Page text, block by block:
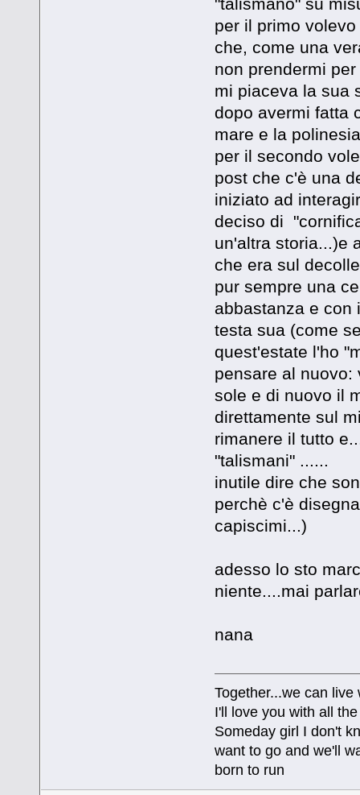
"talismano" su
per il primo
che, come una
non prendermi
mi piaceva la sua
dopo avermi fatta
mare e la
per il secondo
post che c'è una
iniziato ad
deciso di
un'altra storia...)e
che era sul
pur sempre una
abbastanza e con
testa sua (come
quest'estate l'ho
pensare al nuovo:
sole e di nuovo il
direttamente sul
rimanere il tutto
"talismani" ......
inutile dire che
perchè c'è
capiscimi...)
adesso lo sto
niente....mai
nana
Together...we can live
I'll love you with all
Someday girl I don't
want to go and we'll
born to run